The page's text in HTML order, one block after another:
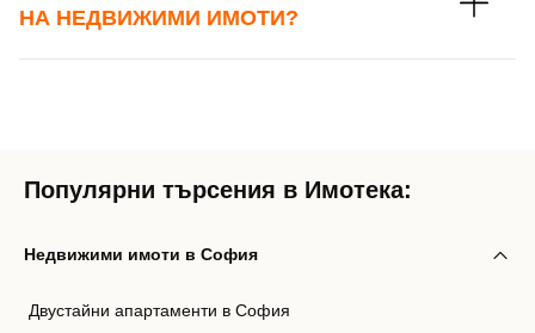
НА НЕДВИЖИМИ ИМОТИ?
Популярни търсения в Имотека:
Недвижими имоти в София
Двустайни апартаменти в София